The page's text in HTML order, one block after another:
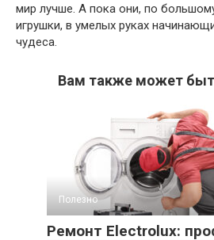
мир лучше. А пока они, по
игрушки, в умелых руках
чудеса.
Вам также может
Полезно
Ремонт Electrolux: